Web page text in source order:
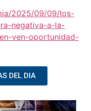
2025/09/09/los-
negativa-a-la-
ven-oportunidad-
DEL DIA